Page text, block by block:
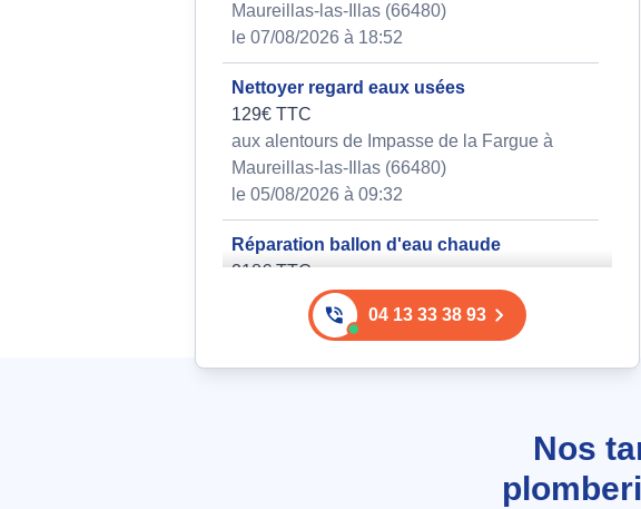
Maureillas-las-Illas (66480)
le 07/08/2026 à 18:52
Nettoyer regard eaux usées
129€ TTC
aux alentours de Impasse de la Fargue à
Maureillas-las-Illas (66480)
le 05/08/2026 à 09:32
Réparation ballon d'eau chaude
218€ TTC
aux alentours de Rue du Moulin à Maureillas-
las-Illas (66480)
inférieure à 70 cm, avec fixation basse sur
04 13 33 38 93
Nos